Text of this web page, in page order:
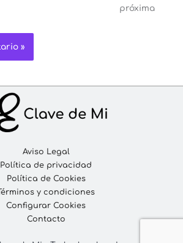
próxima
Aviso Legal
Política de privacidad
Política de Cookies
y condiciones
Configurar Cookies
Contacto